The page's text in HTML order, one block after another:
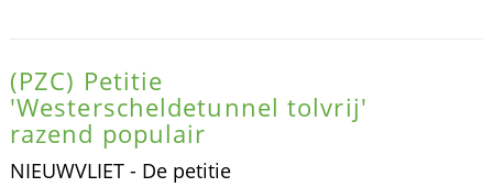
(PZC) Petitie
'Westerscheldetunnel tolvrij'
razend populair
NIEUWVLIET - De petitie